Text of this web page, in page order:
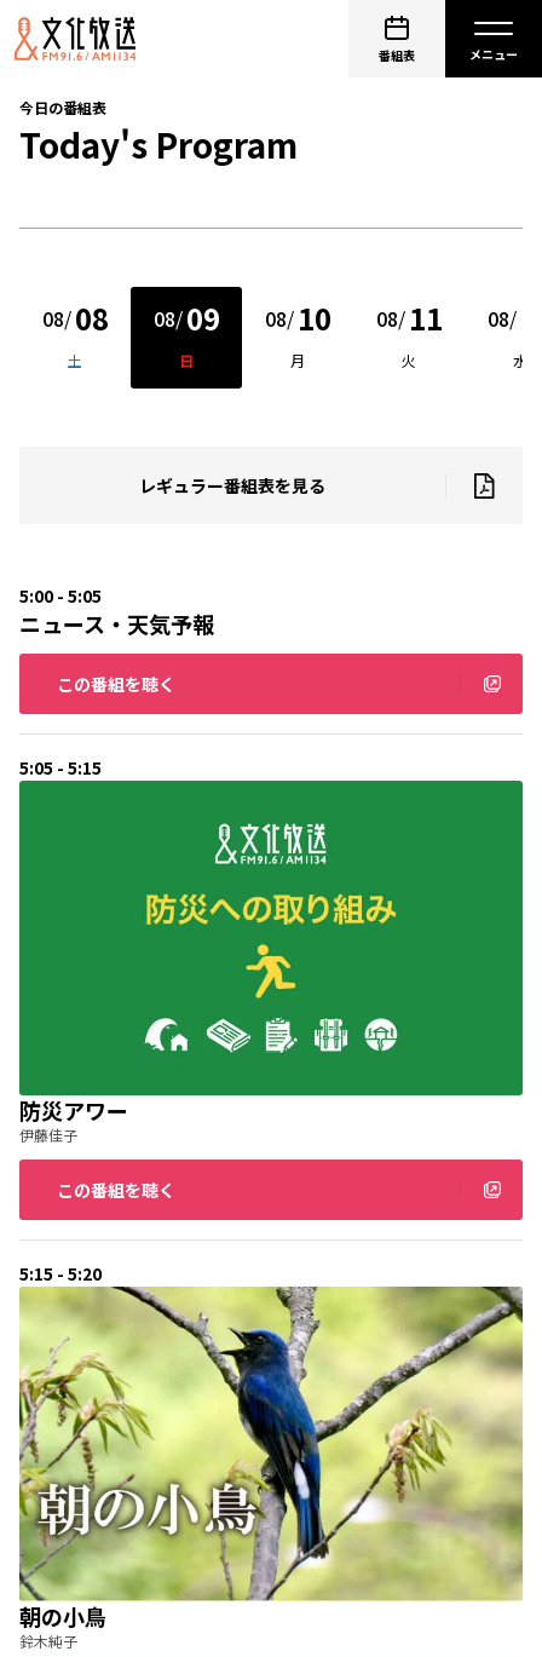
番組表
今日の番組表
Today's Program
08/08
土
08/09
日
08/ 10
月
08/ 11
火
08/
水
レギュラー番組表を見る
5:00 - 5:05
ニュース・天気予報
この番組を聴く
5:05 - 5:15
防災アワー
伊藤佳子
この番組を聴く
5:15 - 5:20
朝の小鳥
鈴木純子